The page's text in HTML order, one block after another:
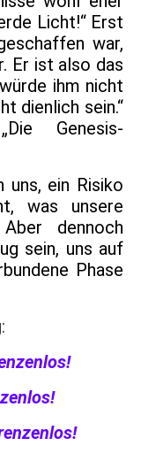
Licht!“ Erst
war,
Er ist also das
ihm nicht
dienlich sein.“
Genesis-
ein Risiko
was unsere
dennoch
sein, uns auf
Phase